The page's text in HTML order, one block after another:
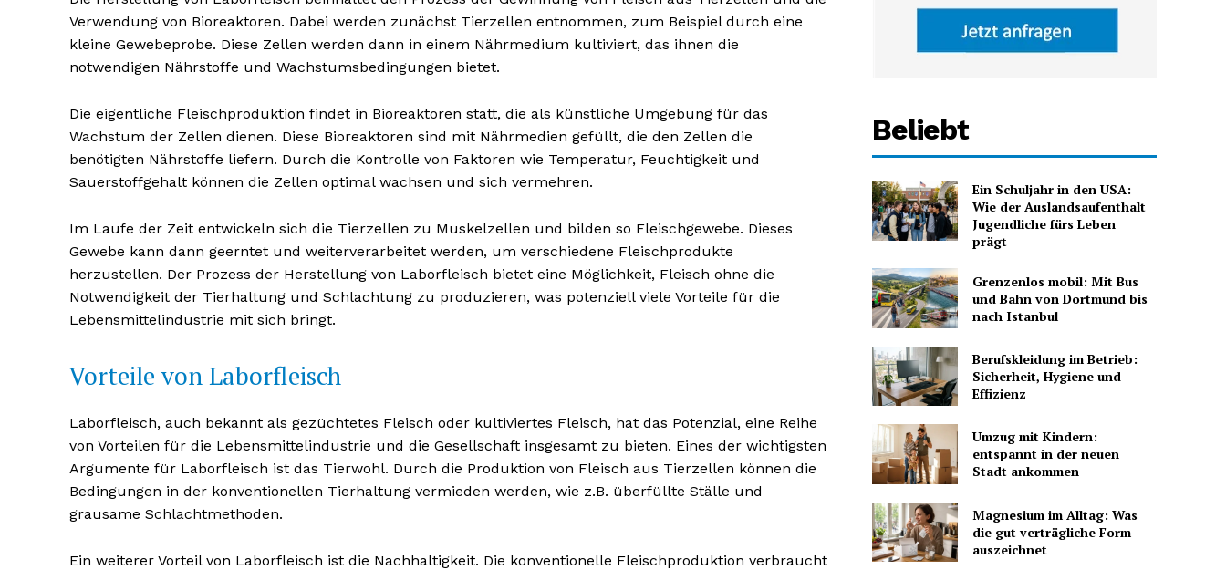
Erhalte unseren
kostenlosen
Inhalte
Verwendung von Bioreaktoren. Dabei werden zunächst Tierzellen entnommen, zum Beispiel durch eine
kleine Gewebeprobe. Diese Zellen werden dann in einem Nährmedium kultiviert, das ihnen die
notwendigen Nährstoffe und Wachstumsbedingungen bietet.
Die eigentliche Fleischproduktion findet in Bioreaktoren statt, die als künstliche Umgebung für das
Wachstum der Zellen dienen. Diese Bioreaktoren sind mit Nährmedien gefüllt, die den Zellen die
benötigten Nährstoffe liefern. Durch die Kontrolle von Faktoren wie Temperatur, Feuchtigkeit und
Sauerstoffgehalt können die Zellen optimal wachsen und sich vermehren.
Im Laufe der Zeit entwickeln sich die Tierzellen zu Muskelzellen und bilden so Fleischgewebe. Dieses
Gewebe kann dann geerntet und weiterverarbeitet werden, um verschiedene Fleischprodukte
herzustellen. Der Prozess der Herstellung von Laborfleisch bietet eine Möglichkeit, Fleisch ohne die
Notwendigkeit der Tierhaltung und Schlachtung zu produzieren, was potenziell viele Vorteile für die
Lebensmittelindustrie mit sich bringt.
Vorteile von Laborfleisch
Laborfleisch, auch bekannt als gezüchtetes Fleisch oder kultiviertes Fleisch, hat das Potenzial, eine Reihe
von Vorteilen für die Lebensmittelindustrie und die Gesellschaft insgesamt zu bieten. Eines der wichtigsten
Argumente für Laborfleisch ist das Tierwohl. Durch die Produktion von Fleisch aus Tierzellen können die
Bedingungen in der konventionellen Tierhaltung vermieden werden, wie z.B. überfüllte Ställe und
grausame Schlachtmethoden.
Ein weiterer Vorteil von Laborfleisch ist die Nachhaltigkeit. Die konventionelle Fleischproduktion verbraucht
Beliebt
Ein Schuljahr in den USA:
Wie der Auslandsaufenthalt
Jugendliche fürs Leben
prägt
Grenzenlos mobil: Mit Bus
und Bahn von Dortmund bis
nach Istanbul
Berufskleidung im Betrieb:
Sicherheit, Hygiene und
Effizienz
Umzug mit Kindern:
entspannt in der neuen
Stadt ankommen
Magnesium im Alltag: Was
die gut verträgliche Form
auszeichnet